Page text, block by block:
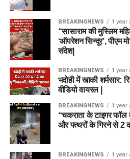
BREAKINGNEWS 1 year
“सासाराम की मुस्लिम
‘ऑपरेशन सिन्दूर’, पीएम
संदेश|
BREAKINGNEWS 1 year
भदोही में खाकी शर्मसार:
वीडियो वायरल |
BREAKINGNEWS 1 year
“चकराता के टाइगर
और पत्थरों के गिरने से 2
BREAKINGNEWS 1 year